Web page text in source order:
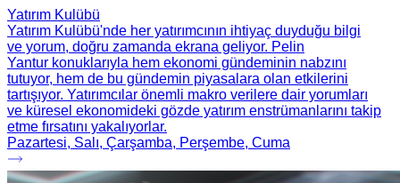
Yatırım Kulübü
Yatırım Kulübü'nde her yatırımcının ihtiyaç duyduğu bilgi
ve yorum, doğru zamanda ekrana geliyor. Pelin
Yantur konuklarıyla hem ekonomi gündeminin nabzını
tutuyor, hem de bu gündemin piyasalara olan etkilerini
tartışıyor. Yatırımcılar önemli makro verilere dair yorumları
ve küresel ekonomideki gözde yatırım enstrümanlarını takip
etme fırsatını yakalıyorlar.
Pazartesi, Salı, Çarşamba, Perşembe, Cuma